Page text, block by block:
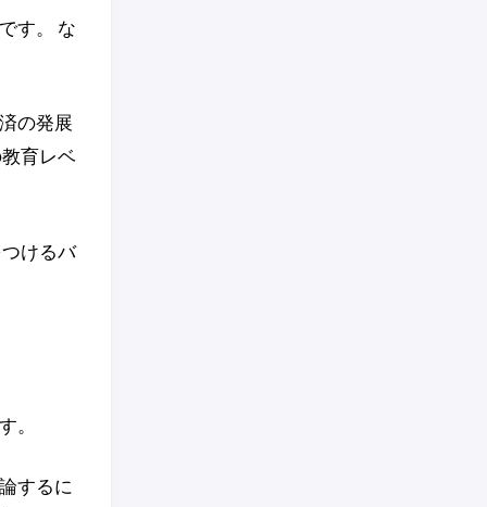
す。 な
の発展
育レベ
けるバ
。
するに